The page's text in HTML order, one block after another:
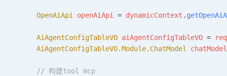
        OpenAiApi
openAiApi = dynamicContext .
        AiAgentConfigTableVO
aiAgentConfigTableVO =
        AiAgentConfigTableVO
.Module. ChatModel
        // 构建tool mcp